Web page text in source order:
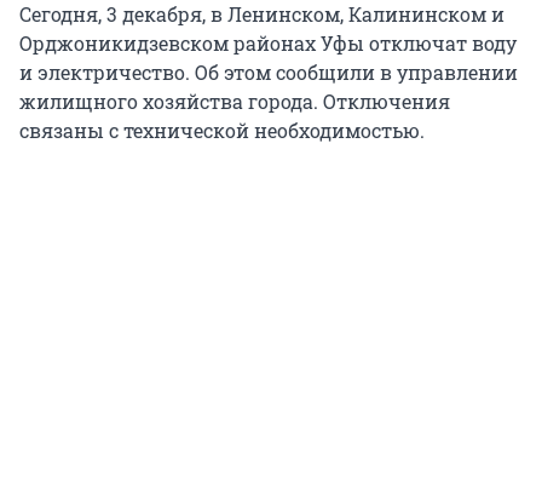
Сегодня, 3 декабря, в Ленинском, Калининском и
Орджоникидзевском районах Уфы отключат воду
и электричество. Об этом сообщили в управлении
жилищного хозяйства города. Отключения
связаны с технической необходимостью.